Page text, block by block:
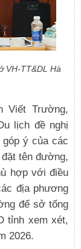
VH-TT&DL Hà
Viết Trường,
lịch đề nghị
ý của các
tên đường,
hợp với điều
địa phương
để sở tổng
tỉnh xem xét,
2026.